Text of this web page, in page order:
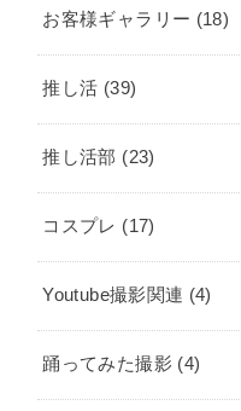
お客様ギャラリー (18)
推し活 (39)
推し活部 (23)
コスプレ (17)
Youtube撮影関連 (4)
踊ってみた撮影 (4)